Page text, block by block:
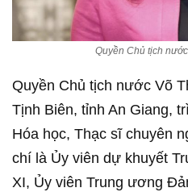
Quyền Chủ tịch
Quyền Chủ tịch nước Võ
Tịnh Biên, tỉnh An Giang,
Hóa học, Thạc sĩ chuyên
chí là Ủy viên dự khuyết
XI, Ủy viên Trung ương